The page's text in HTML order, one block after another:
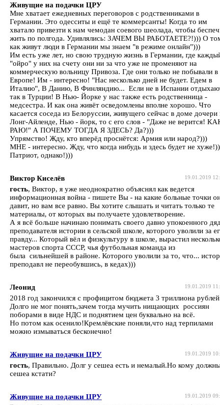
Живущие на подачки ЦРУ
Мне хватает ежедневных переговоров с родственниками в
Германии. Это одесситы и ещё те коммерсанты! Когда то им
хватало привезти к нам чемодан соевого шеолада, чтобы
жить по полгода. Удивлялись: ЗАЧЕМ ВЫ РАБОТАЕТЕ?!))) О
как живут люди в Германии мы знаем "в режиме онлайн")))
Им есть уже лет, но свою трудную жизнь в Германии, где
"ойро" у них на счету они ни за что уже не променяют на
коммерческую вольницу Привоза. Где они только не побывали в
Европе! Им - интересно! "Нас несколько дней не будет. Едем в
Италию", В Данию, В Финляндию... Если не в Испании
так в Турции! В Нью- Йорке у нас также есть родственница -
медсестра. И как она живёт осведомлены вполне хорошо. Что
касается соседа из Белоруссии, живущего сейчас в доме дочери
Лонг-Айленде, Нью - йорк, то с его слов - "Даже не верится!
РАЮ!" А ПОЧЕМУ ТОГДА Я ЗДЕСЬ? Да?)))
Упрямство! Жду, кто вперёд проснётся: Армия или народ?)))
МНЕ - интересно. Жду, что когда нибудь и здесь будет не
Патриот, однако!)))
19.01.2019
Виктор Киселёв
гость, Виктор, я уже неоднократно объяснял как ведется
информационная война - пишете Вы - на какие больные точки
давит, но вам все равно. Вы хотите слышать и читать только те
материалы, от которых вы получаете удовлетворение.
А я всё больше начинаю понимать своего давно упокоенного
преподавателя истории в сельской школе, которого уволили за
правду... Который вёл и физкультуру в школе, вырастил
мастеров спорта СССР, чья футбольная команда из
была сильнейшей в районе. Которого уволили за то, что...
преподавл не переобувшись, в кедах)))
19.01.2019
Леонид
2018 год закончился с профицитом бюджета 3 триллиона
Долго не мог понять,зачем тогда мучить нищающих россиян
поборами в виде НДС и поднятием цен буквально на всё.
Но потом как осенило!Кремлёвские поняли,что над терпилами
можно измываться бесконечно!
19.01.2019
Живущие на подачки ЦРУ
гость, Правильно. Долг у сешеа есть и немалый.Но кому
сешеа кстати?
19.01.2019
Живущие на подачки ЦРУ